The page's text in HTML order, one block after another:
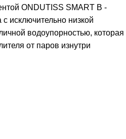
ONDUTISS SMART B -
исключительно низкой
водоупорностью, которая
от паров изнутри